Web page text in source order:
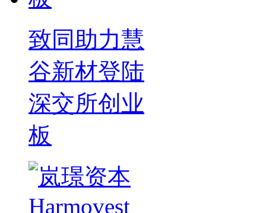
致同助力慧
谷新材登陆
深交所创业
板